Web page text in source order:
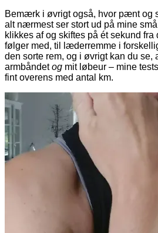
Bemærk i øvrigt også, hvor pænt og
alt nærmest ser stort ud på mine
klikkes af og skiftes på ét sekund fra
følger med, til læderremme i
den sorte rem, og i øvrigt kan du se,
armbåndetog mit løbeur – mine
fint overens med antal km.